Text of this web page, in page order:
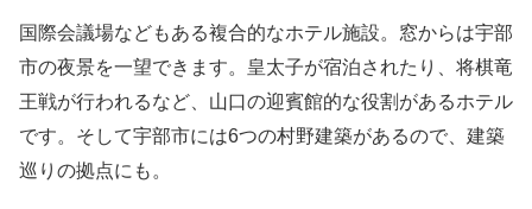
国際会議場などもある複合的なホテル施設。窓からは宇部
市の夜景を一望できます。皇太子が宿泊されたり、将棋竜
王戦が行われるなど、山口の迎賓館的な役割があるホテル
です。そして宇部市には6つの村野建築があるので、建築
巡りの拠点にも。